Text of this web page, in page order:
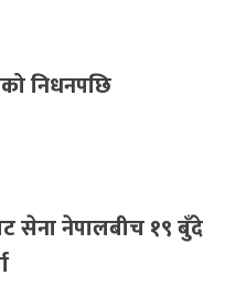
निधनपछि
सेना नेपालबीच १९ बुँदे